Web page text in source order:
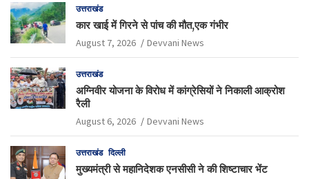
उत्तराखंड
कार खाई में गिरने से पांच की मौत,एक गंभीर
August 7, 2026 Devvani News
उत्तराखंड
अग्निवीर योजना के विरोध में कांग्रेसियों ने निकाली आक्रोश
रैली
August 6, 2026 Devvani News
उत्तराखंड दिल्ली
मुख्यमंत्री से महानिदेशक एनसीसी ने की शिष्टाचार भेंट